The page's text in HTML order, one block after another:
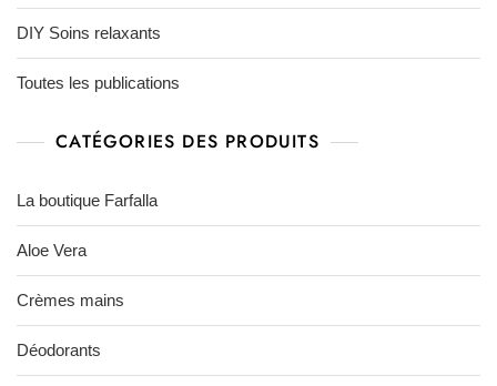
DIY Soins relaxants
Toutes les publications
CATÉGORIES DES PRODUITS
La boutique Farfalla
Aloe Vera
Crèmes mains
Déodorants